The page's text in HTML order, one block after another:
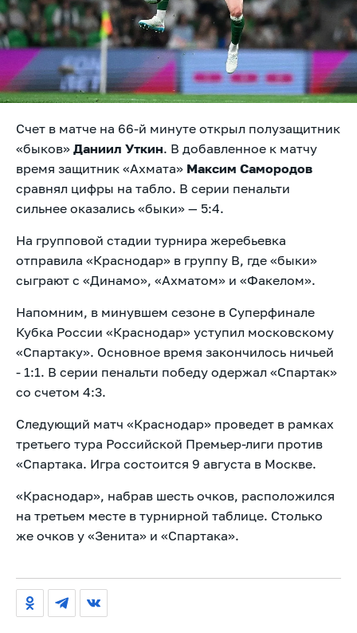
Счет в матче на 66-й минуте открыл полузащитник
«быков» Даниил Уткин. В добавленное к матчу
время защитник «Ахмата» Максим Самородов
сравнял цифры на табло. В серии пенальти
сильнее оказались «быки» — 5:4.
На групповой стадии турнира жеребьевка
отправила «Краснодар» в группу B, где «быки»
сыграют с «Динамо», «Ахматом» и «Факелом».
Напомним, в минувшем сезоне в Суперфинале
Кубка России «Краснодар» уступил московскому
«Спартаку». Основное время закончилось ничьей
- 1:1. В серии пенальти победу одержал «Спартак»
со счетом 4:3.
Следующий матч «Краснодар» проведет в рамках
третьего тура Российской Премьер-лиги против
«Спартака. Игра состоится 9 августа в Москве.
«Краснодар», набрав шесть очков, расположился
на третьем месте в турнирной таблице. Столько
же очков у «Зенита» и «Спартака».